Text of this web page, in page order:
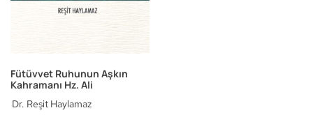
Fütüvvet Ruhunun Aşkın
Kahramanı Hz. Ali
Dr. Reşit Haylamaz